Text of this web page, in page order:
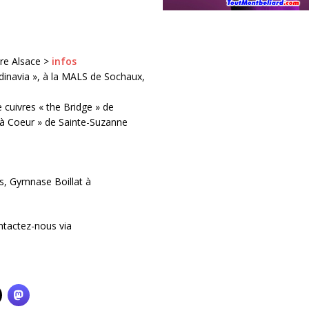
Alsace > infos
», à la MALS de Sochaux,
« the Bridge » de
» de Sainte-Suzanne
Gymnase Boillat à
nous via